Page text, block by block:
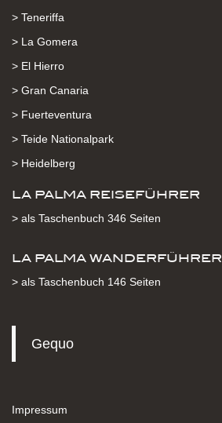
> Teneriffa
> La Gomera
> El Hierro
> Gran Canaria
> Fuerteventura
> Teide Nationalpark
> Heidelberg
LA PALMA REISEFÜHRER
> als Taschenbuch 346 Seiten
LA PALMA WANDERFÜHRER
> als Taschenbuch 146 Seiten
Gequo
Impressum